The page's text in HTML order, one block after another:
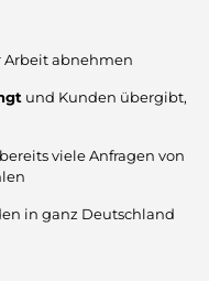
Arbeit abnehmen
und Kunden übergibt,
viele Anfragen von
in ganz Deutschland